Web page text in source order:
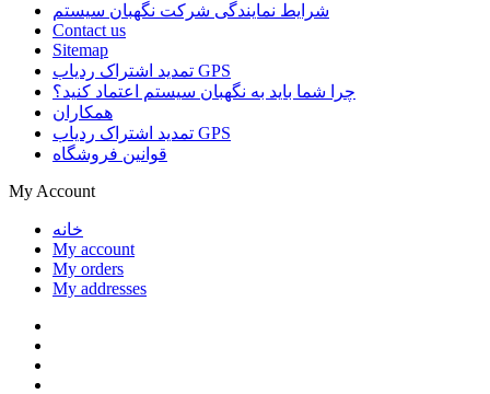
شرایط نمایندگی شرکت نگهبان سیستم
Contact us
Sitemap
تمدید اشتراک ردیاب GPS
چرا شما باید به نگهبان سیستم اعتماد کنید؟
همکاران
تمدید اشتراک ردیاب GPS
قوانین فروشگاه
My Account
خانه
My account
My orders
My addresses